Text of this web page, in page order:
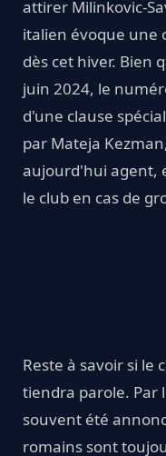
attirer Milinkovic-
italien évoque une
dès cet hiver. Bien
juin 2024, le
d'une clause
par Mateja
aujourd'hui agent,
le club en cas de
Reste à savoir si le
tiendra parole. Par
souvent été
romains sont